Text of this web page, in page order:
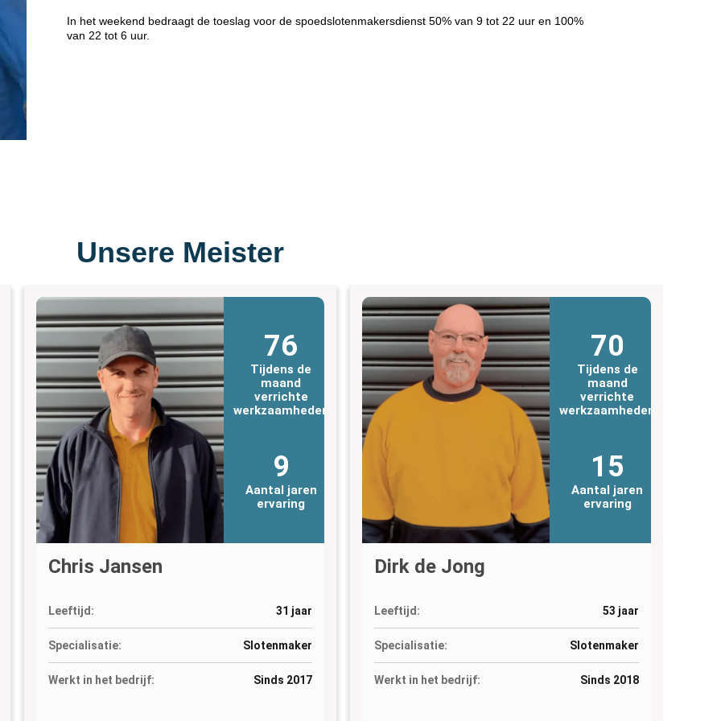
In het weekend bedraagt de toeslag voor de spoedslotenmakersdienst 50% van 9 tot 22 uur en 100%
van 22 tot 6 uur.
Unsere Meister
76
Tijdens de
maand
verrichte
werkzaamheden
9
Aantal jaren
ervaring
Chris Jansen
Leeftijd: 31 jaar
Specialisatie: Slotenmaker
Werkt in het bedrijf: Sinds 2017
70
Tijdens de
maand
verrichte
werkzaamheden
15
Aantal jaren
ervaring
Dirk de Jong
Leeftijd: 53 jaar
Specialisatie: Slotenmaker
Werkt in het bedrijf: Sinds 2018